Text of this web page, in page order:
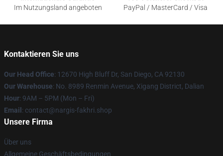
Im Nutzungsland angeboten
PayPal / MasterCard / Visa
Kontaktieren Sie uns
Our Head Office: 12670 High Bluff Dr, San Diego, CA 92130
Our Warehouse: No. 8989 Renmin Avenue, Xigang District, Dalian
Hour: 9AM – 5PM (Mon – Fri)
Email : contact@nargis-fakhri.shop
Unsere Firma
Über uns
Allgemeine Geschäftsbedingungen